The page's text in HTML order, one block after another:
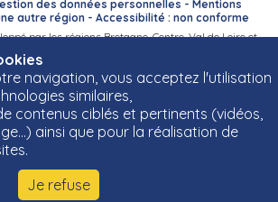
navigation, vous acceptez l'utilisation
similaires,
contenus ciblés et pertinents (vidéos,
ainsi que pour la réalisation de
Je refuse
des données personnelles - Mentions
autre région- Accessibilité : non conforme
par les régions Bretagne, Centre-Val de Loire et